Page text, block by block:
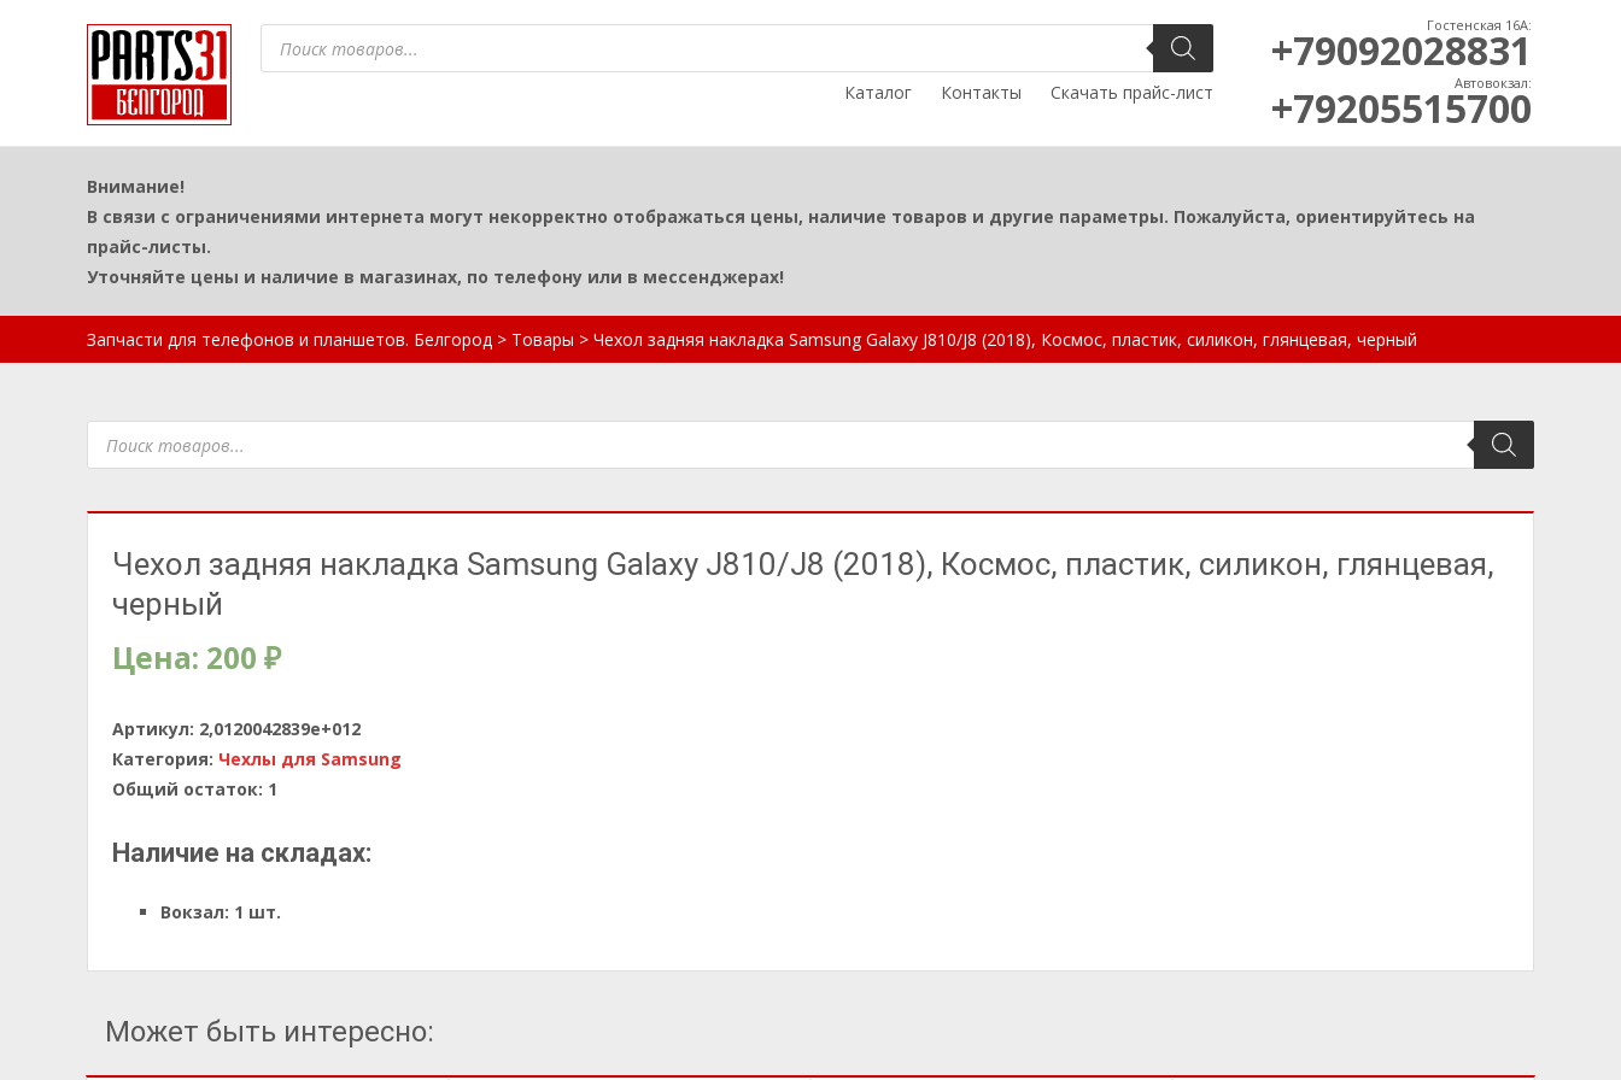
Поиск
товаров
Каталог
Контакты Скачать прайс-лист
Гостенская 16А:
+79092028831
Автовокзал:
+79205515700
Внимание!
В связи с ограничениями интернета могут некорректно отображаться цены, наличие товаров и другие параметры. Пожалуйста, ориентируйтесь на
прайс-листы.
Уточняйте цены и наличие в магазинах, по телефону или в мессенджерах!
Запчасти для телефонов и планшетов. Белгород > Товары > Чехол задняя накладка Samsung Galaxy J810/J8 (2018), Космос, пластик, силикон, глянцевая, черный
Поиск
товаров
Чехол задняя накладка Samsung Galaxy J810/J8 (2018), Космос, пластик, силикон, глянцевая,
черный
Цена: 200 ₽
Артикул: 2,0120042839e+012
Категория: Чехлы для Samsung
Общий остаток: 1
Наличие на складах:
Вокзал: 1 шт.
Может быть интересно: